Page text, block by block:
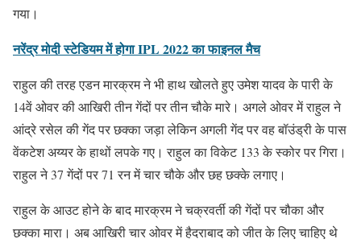
गया।
नरेंद्र मोदी स्टेडियम में होगा IPL 2022 का फाइनल मैच
राहुल की तरह एडन मारक्रम ने भी हाथ खोलते हुए उमेश यादव के पारी के
14वें ओवर की आखिरी तीन गेंदों पर तीन चौके मारे। अगले ओवर में राहुल ने
आंद्रे रसेल की गेंद पर छक्का जड़ा लेकिन अगली गेंद पर वह बॉउंड्री के पास
वेंकटेश अय्यर के हाथों लपके गए। राहुल का विकेट 133 के स्कोर पर गिरा।
राहुल ने 37 गेंदों पर 71 रन में चार चौके और छह छक्के लगाए।
राहुल के आउट होने के बाद मारक्रम ने चक्रवर्ती की गेंदों पर चौका और
छक्का मारा। अब आखिरी चार ओवर में हैदराबाद को जीत के लिए चाहिए थे